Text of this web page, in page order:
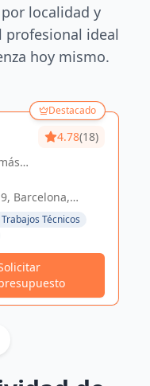
localidad y
profesional ideal
hoy mismo.
Destacado
con
4.78(18)
Barcelona,
Técnicos